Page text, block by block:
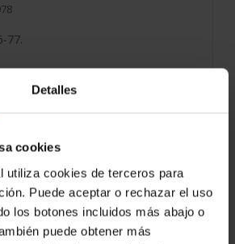
Detalles
cookies
utiliza cookies de terceros para
Puede aceptar o rechazar el uso
los botones incluidos más abajo o
puede obtener más
77.